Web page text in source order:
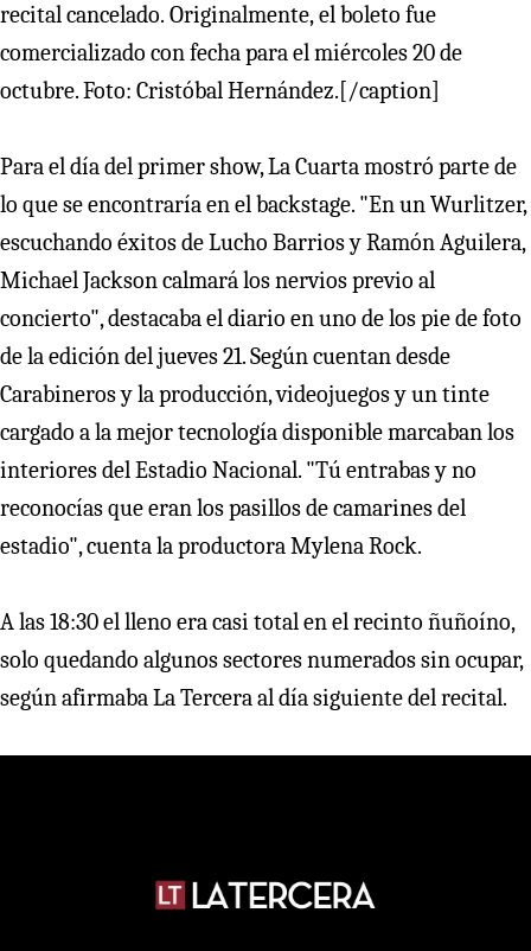
recital cancelado. Originalmente, el boleto fue
comercializado con fecha para el miércoles 20 de
octubre. Foto: Cristóbal Hernández.[/caption]
Para el día del primer show, La Cuarta mostró parte de
lo que se encontraría en el backstage. "En un Wurlitzer,
escuchando éxitos de Lucho Barrios y Ramón Aguilera,
Michael Jackson calmará los nervios previo al
concierto", destacaba el diario en uno de los pie de foto
de la edición del jueves 21. Según cuentan desde
Carabineros y la producción, videojuegos y un tinte
cargado a la mejor tecnología disponible marcaban los
interiores del Estadio Nacional. "Tú entrabas y no
reconocías que eran los pasillos de camarines del
estadio", cuenta la productora Mylena Rock.
A las 18:30 el lleno era casi total en el recinto ñuñoíno,
solo quedando algunos sectores numerados sin ocupar,
según afirmaba La Tercera al día siguiente del recital.